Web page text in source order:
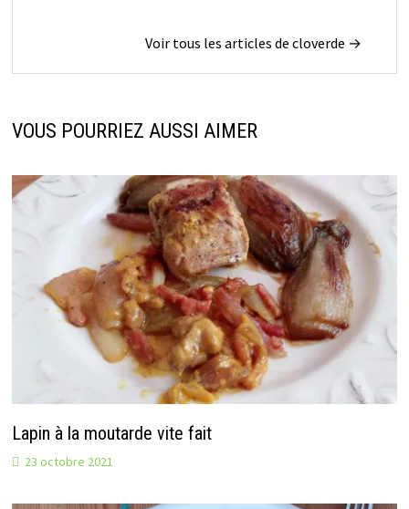
Voir tous les articles de cloverde →
VOUS POURRIEZ AUSSI AIMER
Lapin à la moutarde vite fait
23 octobre 2021